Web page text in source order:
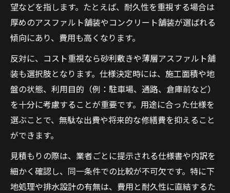
望などを指します。たとえば、耐久性を重視する場合は
厚めのアスファルト舗装やコンクリート舗装が選ばれる
傾向にあり、費用も高くなります。
反対に、コスト重視なら砂利敷きや薄層アスファルト舗
装も選択肢となります。仕様決定時には、施工面積や地
盤の状態、利用目的（例：駐車場、通路、倉庫前など）
を十分に考慮することが重要です。用途に合った仕様を
選ぶことで、無駄な出費や将来的な修繕費を抑えること
ができます。
見積もりの際は、業者ごとに提示される仕様書や内訳を
細かく確認し、同一条件での比較が不可欠です。特に下
地処理や排水設計の有無は、費用と耐久性に直結するた